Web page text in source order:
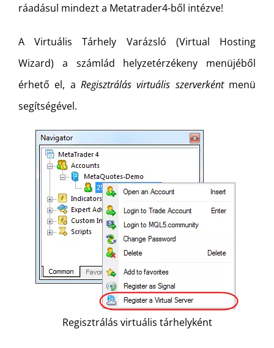
ráadásul mindezt a Metatrader4-ből intézve!
A Virtuális Tárhely Varázsló (Virtual Hosting
Wizard) a számlád helyzetérzékeny menüjéből
érhető el, a Regisztrálás virtuális szerverkéntmenü
segítségével.
Regisztrálás virtuális tárhelyként